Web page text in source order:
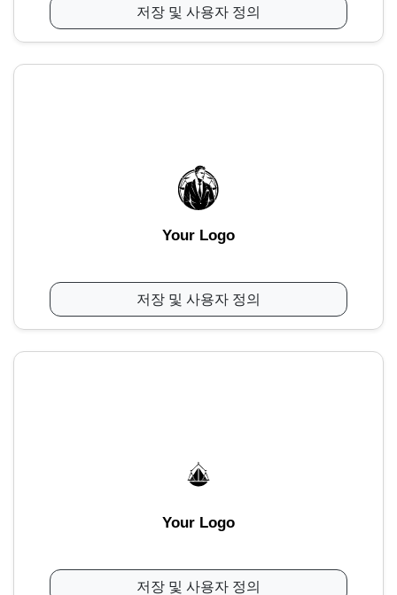
저장 및 사용자 정의
Your Logo
저장 및 사용자 정의
Your Logo
저장 및 사용자 정의